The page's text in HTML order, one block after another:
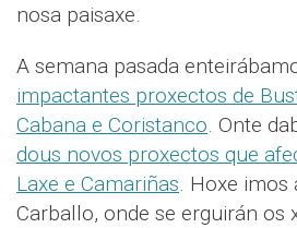
nosa paisaxe.
A semana pasada
impactantes proxectos de
Cabana e Coristanco. Onte
dous novos proxectos que
Laxe e Camariñas. Hoxe imos
Carballo, onde se erguirán os